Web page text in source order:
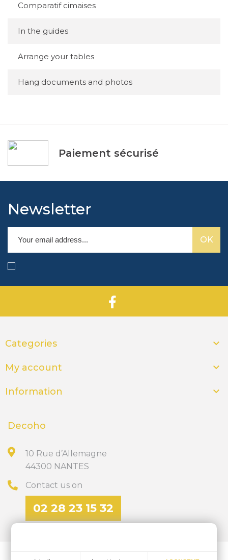
Comparatif cimaises
In the guides
Arrange your tables
Hang documents and photos
Paiement sécurisé
Newsletter
Categories 
My account 
Information 
Decoho
10 Rue d’Allemagne
44300 NANTES
Contact us on
02 28 23 15 32